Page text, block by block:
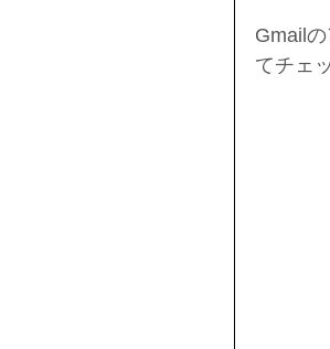
Gmail
てチェ